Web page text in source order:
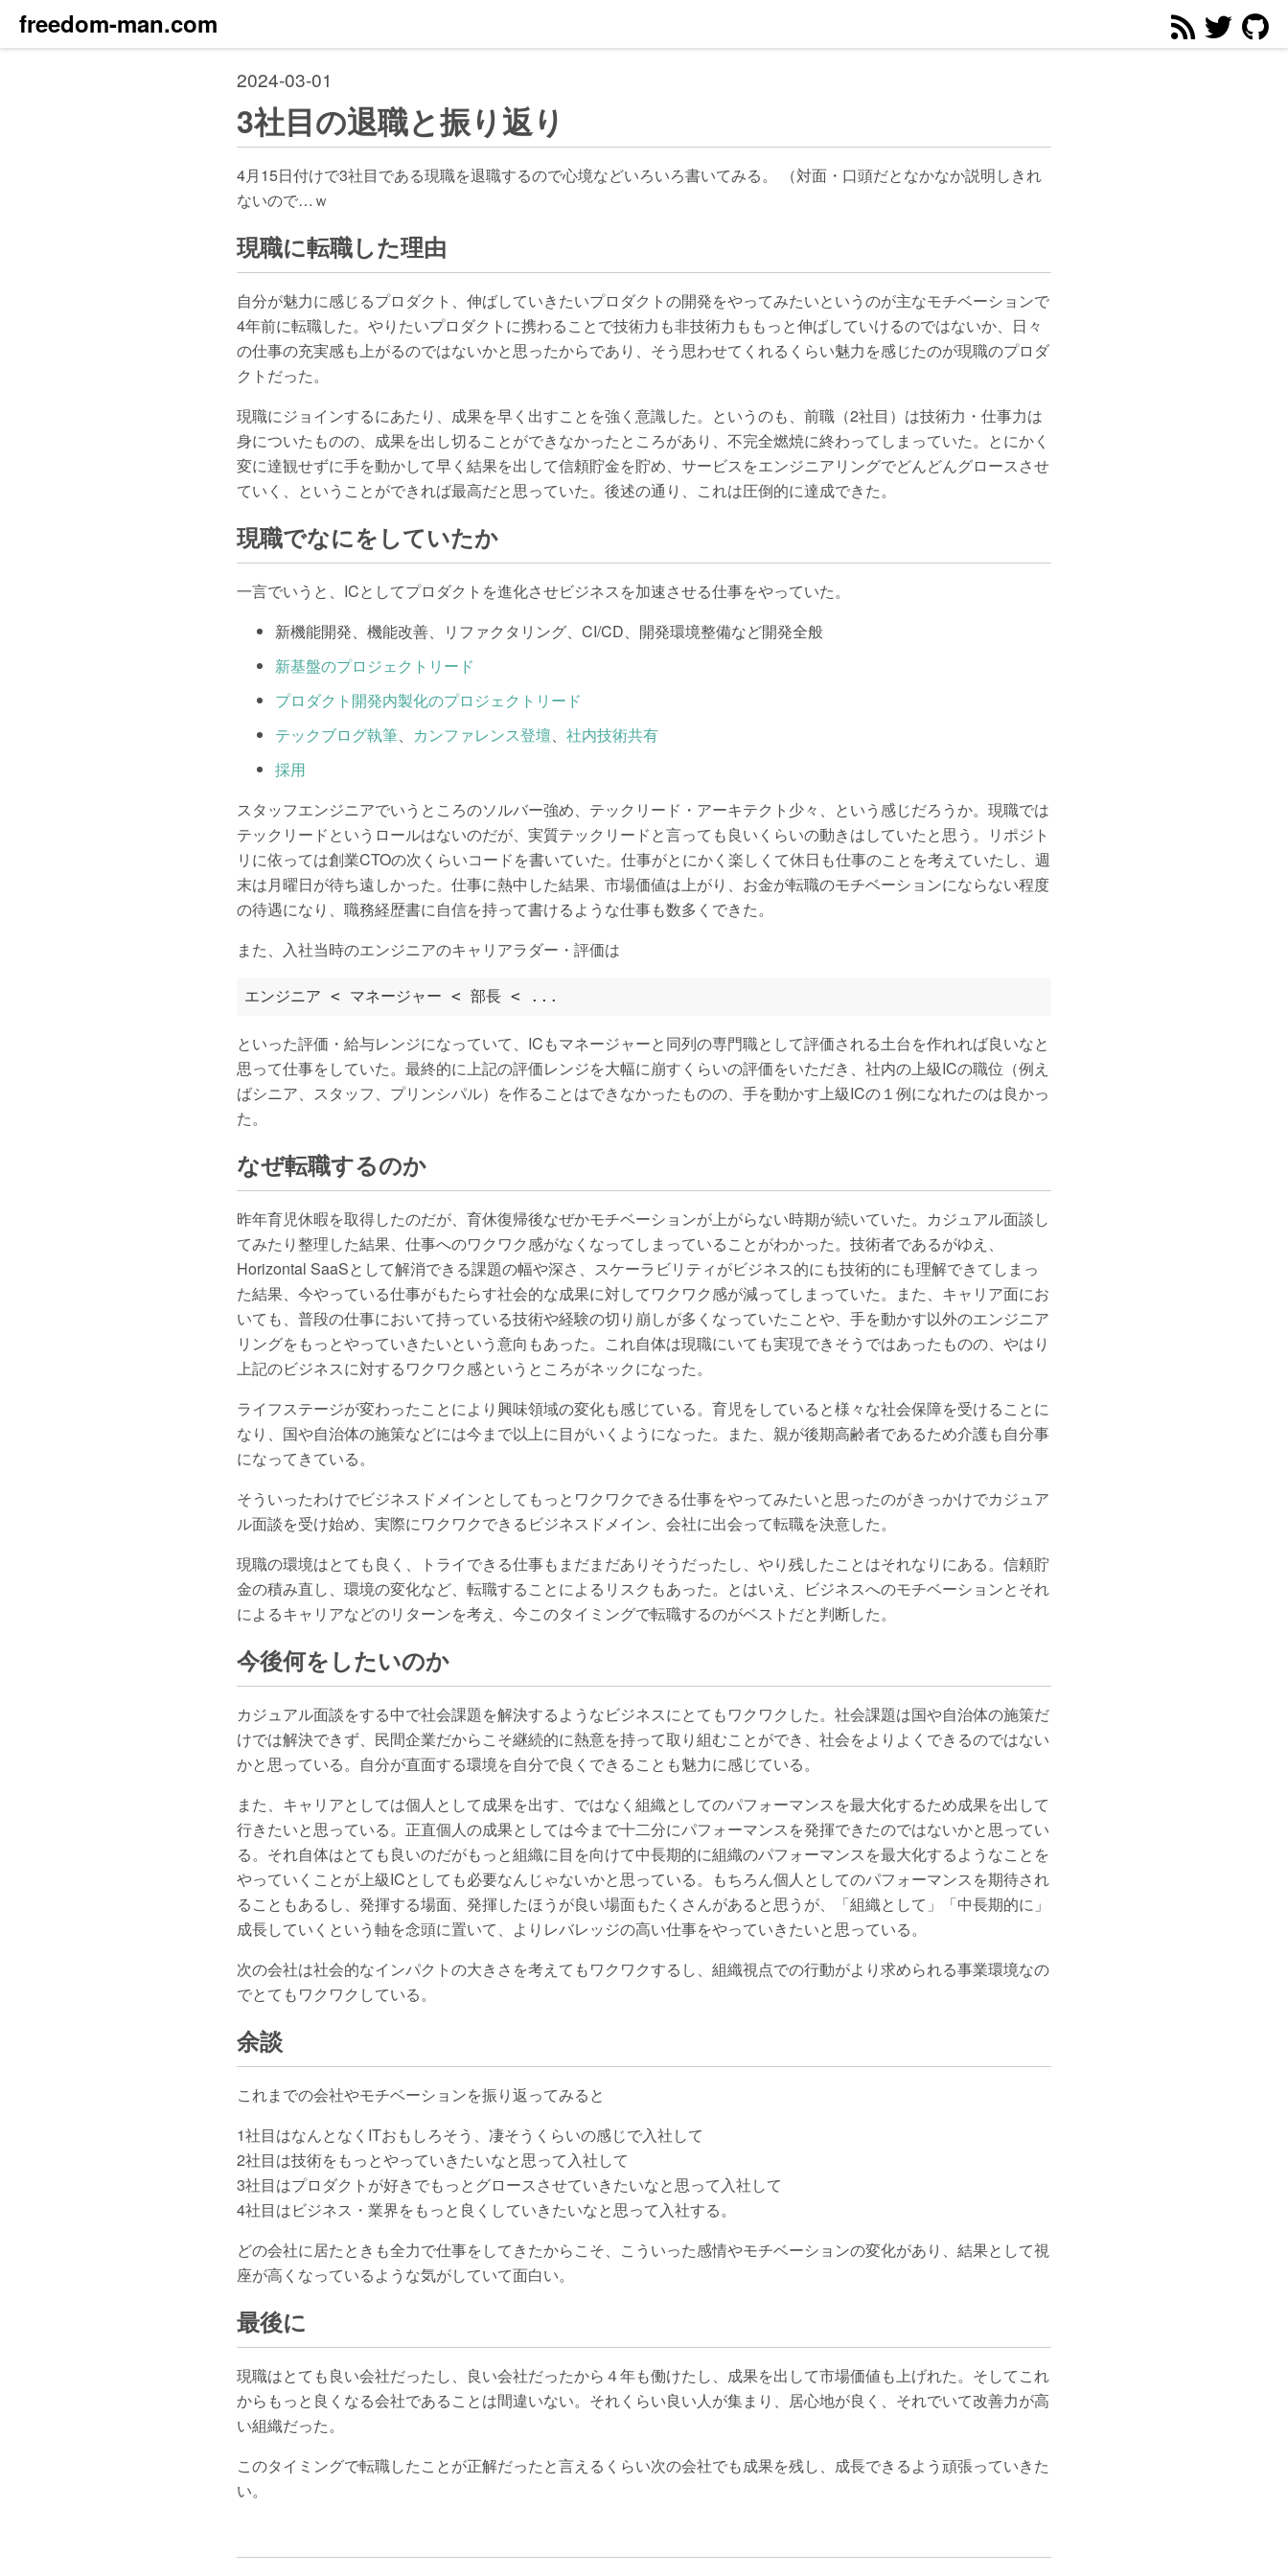
freedom-man.com
2024-03-01
3社目の退職と振り返り
4月15日付けで3社目である現職を退職するので心境などいろいろ書いてみる。 （対面・口頭だとなかなか説明しきれ
ないので…ｗ
現職に転職した理由
自分が魅力に感じるプロダクト、伸ばしていきたいプロダクトの開発をやってみたいというのが主なモチベーションで
4年前に転職した。やりたいプロダクトに携わることで技術力も非技術力ももっと伸ばしていけるのではないか、日々
の仕事の充実感も上がるのではないかと思ったからであり、そう思わせてくれるくらい魅力を感じたのが現職のプロダ
クトだった。
現職にジョインするにあたり、成果を早く出すことを強く意識した。というのも、前職（2社目）は技術力・仕事力は
身についたものの、成果を出し切ることができなかったところがあり、不完全燃焼に終わってしまっていた。とにかく
変に達観せずに手を動かして早く結果を出して信頼貯金を貯め、サービスをエンジニアリングでどんどんグロースさせ
ていく、ということができれば最高だと思っていた。後述の通り、これは圧倒的に達成できた。
現職でなにをしていたか
一言でいうと、ICとしてプロダクトを進化させビジネスを加速させる仕事をやっていた。
新機能開発、機能改善、リファクタリング、CI/CD、開発環境整備など開発全般
新基盤のプロジェクトリード
プロダクト開発内製化のプロジェクトリード
テックブログ執筆、 カンファレンス登壇、 社内技術共有
採用
スタッフエンジニアでいうところのソルバー強め、テックリード・アーキテクト少々、という感じだろうか。現職では
テックリードというロールはないのだが、実質テックリードと言っても良いくらいの動きはしていたと思う。リポジト
リに依っては創業CTOの次くらいコードを書いていた。仕事がとにかく楽しくて休日も仕事のことを考えていたし、週
末は月曜日が待ち遠しかった。仕事に熱中した結果、市場価値は上がり、お金が転職のモチベーションにならない程度
の待遇になり、職務経歴書に自信を持って書けるような仕事も数多くできた。
また、入社当時のエンジニアのキャリアラダー・評価は
といった評価・給与レンジになっていて、ICもマネージャーと同列の専門職として評価される土台を作れれば良いなと
思って仕事をしていた。最終的に上記の評価レンジを大幅に崩すくらいの評価をいただき、社内の上級ICの職位（例え
ばシニア、スタッフ、プリンシパル）を作ることはできなかったものの、手を動かす上級ICの１例になれたのは良かっ
た。
なぜ転職するのか
昨年育児休暇を取得したのだが、育休復帰後なぜかモチベーションが上がらない時期が続いていた。カジュアル面談し
てみたり整理した結果、仕事へのワクワク感がなくなってしまっていることがわかった。技術者であるがゆえ、
Horizontal SaaSとして解消できる課題の幅や深さ、スケーラビリティがビジネス的にも技術的にも理解できてしまっ
た結果、今やっている仕事がもたらす社会的な成果に対してワクワク感が減ってしまっていた。また、キャリア面にお
いても、普段の仕事において持っている技術や経験の切り崩しが多くなっていたことや、手を動かす以外のエンジニア
リングをもっとやっていきたいという意向もあった。これ自体は現職にいても実現できそうではあったものの、やはり
上記のビジネスに対するワクワク感というところがネックになった。
ライフステージが変わったことにより興味領域の変化も感じている。育児をしていると様々な社会保障を受けることに
なり、国や自治体の施策などには今まで以上に目がいくようになった。また、親が後期高齢者であるため介護も自分事
になってきている。
そういったわけでビジネスドメインとしてもっとワクワクできる仕事をやってみたいと思ったのがきっかけでカジュア
ル面談を受け始め、実際にワクワクできるビジネスドメイン、会社に出会って転職を決意した。
現職の環境はとても良く、トライできる仕事もまだまだありそうだったし、やり残したことはそれなりにある。信頼貯
金の積み直し、環境の変化など、転職することによるリスクもあった。とはいえ、ビジネスへのモチベーションとそれ
によるキャリアなどのリターンを考え、今このタイミングで転職するのがベストだと判断した。
今後何をしたいのか
カジュアル面談をする中で社会課題を解決するようなビジネスにとてもワクワクした。社会課題は国や自治体の施策だ
けでは解決できず、民間企業だからこそ継続的に熱意を持って取り組むことができ、社会をよりよくできるのではない
かと思っている。自分が直面する環境を自分で良くできることも魅力に感じている。
また、キャリアとしては個人として成果を出す、ではなく組織としてのパフォーマンスを最大化するため成果を出して
行きたいと思っている。正直個人の成果としては今まで十二分にパフォーマンスを発揮できたのではないかと思ってい
る。それ自体はとても良いのだがもっと組織に目を向けて中長期的に組織のパフォーマンスを最大化するようなことを
やっていくことが上級ICとしても必要なんじゃないかと思っている。もちろん個人としてのパフォーマンスを期待され
ることもあるし、発揮する場面、発揮したほうが良い場面もたくさんがあると思うが、「組織として」「中長期的に」
成長していくという軸を念頭に置いて、よりレバレッジの高い仕事をやっていきたいと思っている。
次の会社は社会的なインパクトの大きさを考えてもワクワクするし、組織視点での行動がより求められる事業環境なの
でとてもワクワクしている。
余談
これまでの会社やモチベーションを振り返ってみると
1社目はなんとなくITおもしろそう、凄そうくらいの感じで入社して
2社目は技術をもっとやっていきたいなと思って入社して
3社目はプロダクトが好きでもっとグロースさせていきたいなと思って入社して
4社目はビジネス・業界をもっと良くしていきたいなと思って入社する。
どの会社に居たときも全力で仕事をしてきたからこそ、こういった感情やモチベーションの変化があり、結果として視
座が高くなっているような気がしていて面白い。
最後に
現職はとても良い会社だったし、良い会社だったから４年も働けたし、成果を出して市場価値も上げれた。そしてこれ
からもっと良くなる会社であることは間違いない。それくらい良い人が集まり、居心地が良く、それでいて改善力が高
い組織だった。
このタイミングで転職したことが正解だったと言えるくらい次の会社でも成果を残し、成長できるよう頑張っていきた
い。